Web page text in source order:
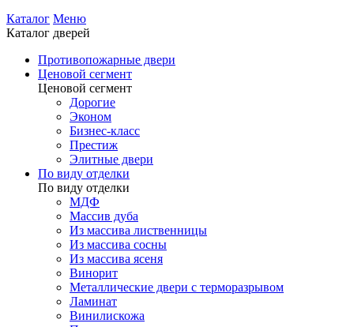
Каталог Меню
Каталог дверей
Противопожарные двери
Ценовой сегмент
Ценовой сегмент
Дорогие
Эконом
Бизнес-класс
Престиж
Элитные двери
По виду отделки
По виду отделки
МДФ
Массив дуба
Из массива лиственницы
Из массива сосны
Из массива ясеня
Винорит
Металлические двери с терморазрывом
Ламинат
Винилискожа